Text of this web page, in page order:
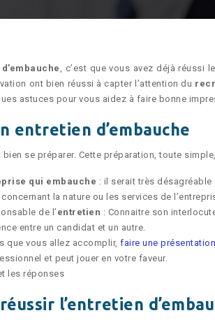
, c’est que vous avez déjà réussi
ont bien réussi à capter l’attention du
astuces pour vous aidez à faire bonne
entretien d’embauche
se préparer. Cette préparation, toute
qui embauche : il serait très désagréable
la nature ou les services de
de l’ entretien : Connaitre son
entre un candidat et un autre.
que vous allez accomplir, faire une
et peut jouer en votre faveur.
les réponses
l’entretien